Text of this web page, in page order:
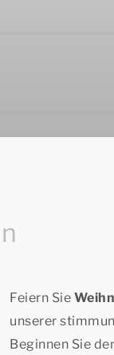
Feiern Sie
unserer
Beginnen Sie